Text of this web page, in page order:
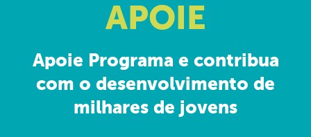
APOIE
Apoie Programa e contribua
com o desenvolvimento de
milhares de jovens